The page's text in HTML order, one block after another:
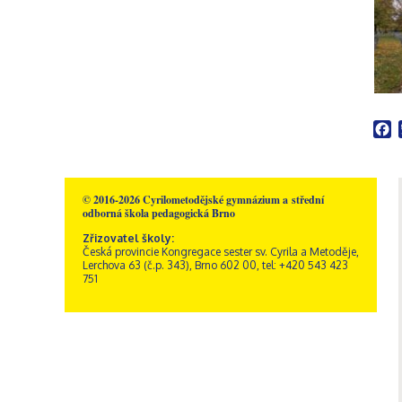
© 2016-2026 Cyrilometodějské gymnázium a střední
odborná škola pedagogická Brno
Zřizovatel školy:
Česká provincie Kongregace sester sv. Cyrila a Metoděje,
Lerchova 63 (č.p. 343), Brno 602 00, tel: +420 543 423
751